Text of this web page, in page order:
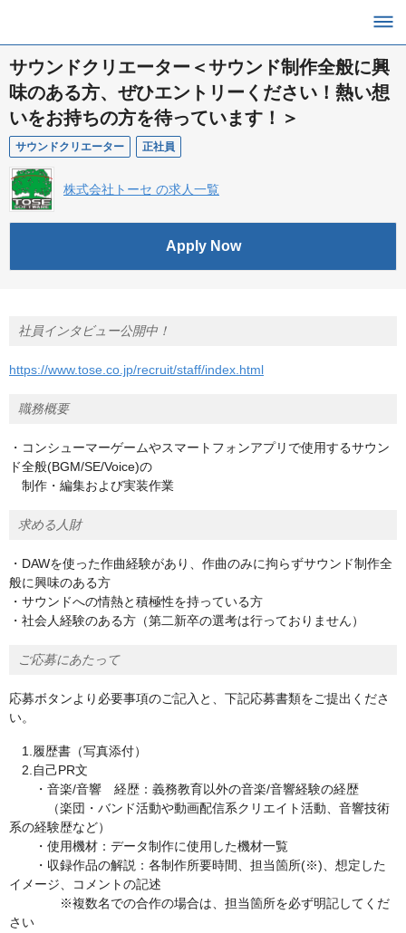
サウンドクリエーター＜サウンド制作全般に興
味のある方、ぜひエントリーください！熱い想
いをお持ちの方を待っています！＞
サウンドクリエーター 正社員
株式会社トーセ の求人一覧
Apply Now
社員インタビュー公開中！
https://www.tose.co.jp/recruit/staff/index.html
職務概要
・コンシューマーゲームやスマートフォンアプリで使用するサウン
ド全般(BGM/SE/Voice)の
制作・編集および実装作業
求める人財
・DAWを使った作曲経験があり、作曲のみに拘らずサウンド制作全
般に興味のある方
・サウンドへの情熱と積極性を持っている方
・社会人経験のある方（第二新卒の選考は行っておりません）
ご応募にあたって
応募ボタンより必要事項のご記入と、下記応募書類をご提出くださ
い。
1.履歴書（写真添付）
2.自己PR文
・音楽/音響 経歴：義務教育以外の音楽/音響経験の経歴
（楽団・バンド活動や動画配信系クリエイト活動、音響技術
系の経験歴など）
・使用機材：データ制作に使用した機材一覧
・収録作品の解説：各制作所要時間、担当箇所(※)、想定した
イメージ、コメントの記述
※複数名での合作の場合は、担当箇所を必ず明記してくだ
さい